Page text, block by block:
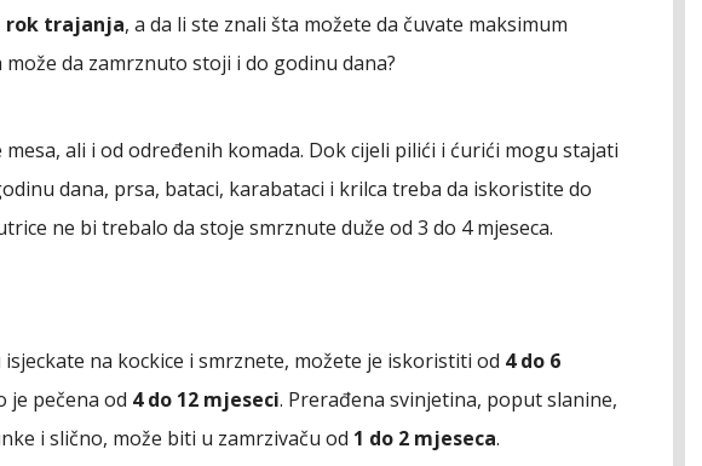
rok trajanja, a da li ste znali šta možete da čuvate maksimum
može da zamrznuto stoji i do godinu dana?
mesa, ali i od određenih komada. Dok cijeli pilići i ćurići mogu stajati
dana, prsa, bataci, karabataci i krilca treba da iskoristite do
ne bi trebalo da stoje smrznute duže od 3 do 4 mjeseca.
na kockice i smrznete, možete je iskoristiti od 4 do 6
je pečena od 4 do 12 mjeseci. Prerađena svinjetina, poput slanine,
i slično, može biti u zamrzivaču od 1 do 2 mjeseca.